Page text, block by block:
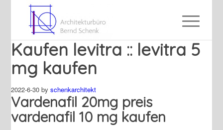
Kaufen levitra :: levitra 5
mg kaufen
2022-6-30 byschenkarchitekt
Vardenafil 20mg preis
vardenafil 10 mg kaufen